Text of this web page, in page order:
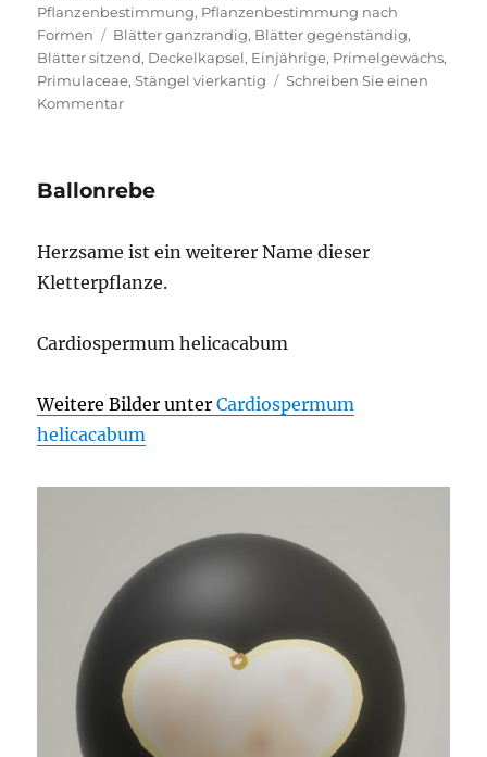
Pflanzenbestimmung, Pflanzenbestimmung nach
Formen
Schlagwörter
Blätter ganzrandig, Blätter gegenständig,
Blätter sitzend, Deckelkapsel, Einjährige, Primelgewächs,
Primulaceae,Stängel vierkantig
Schreiben Sie einen
Kommentarzu
Ballonrebe
Herzsame ist ein weiterer Name dieser
Kletterpflanze.
Cardiospermum helicacabum
Weitere Bilder unter Cardiospermum
helicacabum